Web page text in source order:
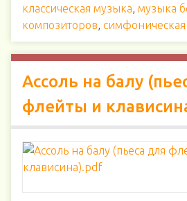
классическая музыка, музыка
композиторов,
Ассоль на балу
флейты и